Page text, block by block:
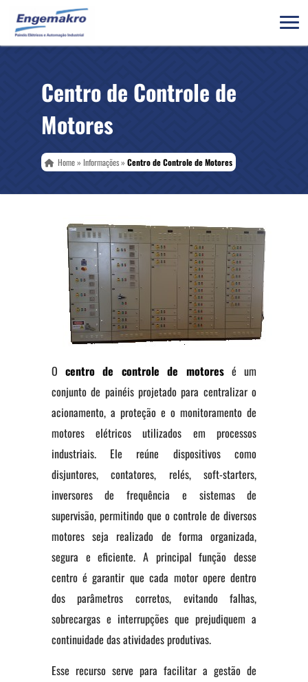
Centro de Controle de
Motores
Home» Informações» Centro de Controle de Motores
Ocentro de controle de motoresé um
conjunto de painéis projetado para centralizar o
acionamento, a proteção e o monitoramento de
motores elétricos utilizados em processos
industriais. Ele reúne dispositivos como
disjuntores, contatores, relés, soft-starters,
inversores de frequência e sistemas de
supervisão, permitindo que o controle de diversos
motores seja realizado de forma organizada,
segura e eficiente. A principal função desse
centro é garantir que cada motor opere dentro
dos parâmetros corretos, evitando falhas,
sobrecargas e interrupções que prejudiquem a
continuidade das atividades produtivas.
Esse recurso serve para facilitar a gestão de